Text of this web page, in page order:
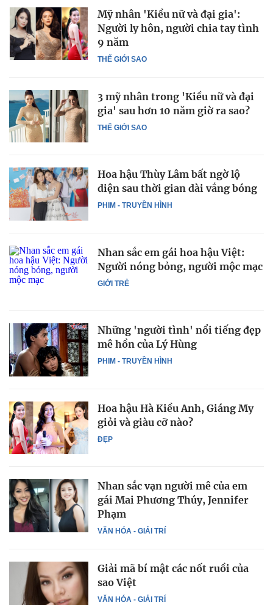
THẾ GIỚI SAO
Mỹ nhân 'Kiều nữ và đại gia':
Người ly hôn, người chia tay tình
9 năm
THẾ GIỚI SAO
3 mỹ nhân trong 'Kiều nữ và đại
gia' sau hơn 10 năm giờ ra sao?
PHIM - TRUYỀN HÌNH
Hoa hậu Thùy Lâm bất ngờ lộ
diện sau thời gian dài vắng bóng
GIỚI TRẺ
Nhan sắc em gái hoa hậu Việt:
Người nóng bỏng, người mộc mạc
PHIM - TRUYỀN HÌNH
Những 'người tình' nổi tiếng đẹp
mê hồn của Lý Hùng
ĐẸP
Hoa hậu Hà Kiều Anh, Giáng My
giỏi và giàu cỡ nào?
VĂN HÓA - GIẢI TRÍ
Nhan sắc vạn người mê của em
gái Mai Phương Thúy, Jennifer
Phạm
VĂN HÓA - GIẢI TRÍ
Giải mã bí mật các nốt ruồi của
sao Việt